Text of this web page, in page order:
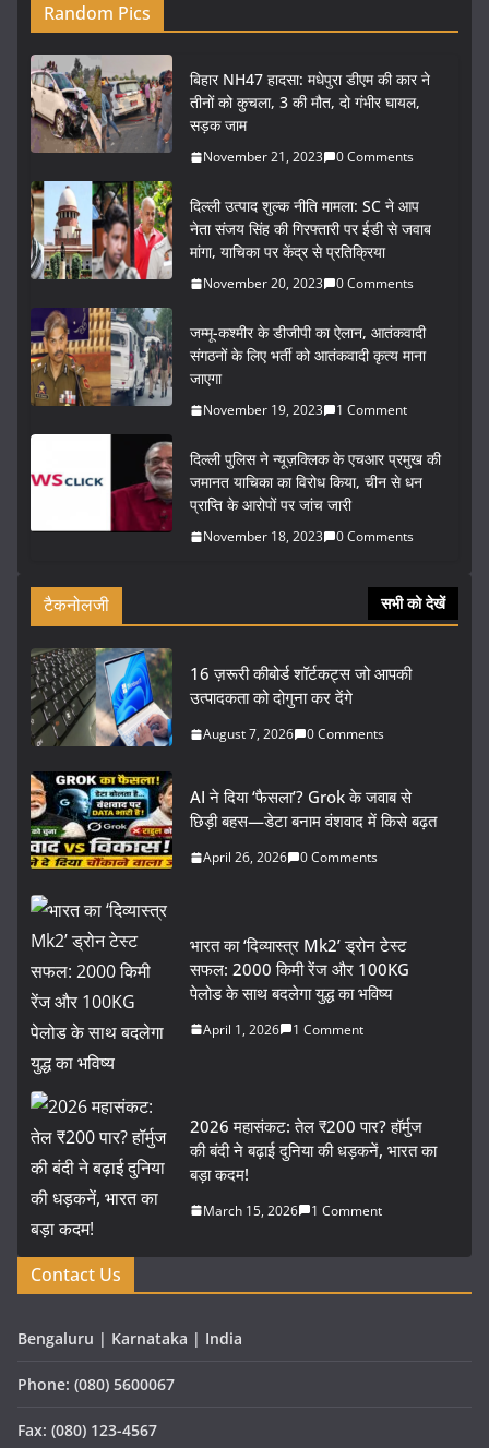
Random Pics
बिहार NH47 हादसा: मधेपुरा डीएम की कार ने
तीनों को कुचला, 3 की मौत, दो गंभीर घायल,
सड़क जाम
November 21, 2023 0 Comments
दिल्ली उत्पाद शुल्क नीति मामला: SC ने आप
नेता संजय सिंह की गिरफ्तारी पर ईडी से जवाब
मांगा, याचिका पर केंद्र से प्रतिक्रिया
November 20, 2023 0 Comments
जम्मू-कश्मीर के डीजीपी का ऐलान, आतंकवादी
संगठनों के लिए भर्ती को आतंकवादी कृत्य माना
जाएगा
November 19, 2023 1 Comment
दिल्ली पुलिस ने न्यूज़क्लिक के एचआर प्रमुख की
जमानत याचिका का विरोध किया, चीन से धन
प्राप्ति के आरोपों पर जांच जारी
November 18, 2023 0 Comments
टैकनोलजी सभी को देखें
16 ज़रूरी कीबोर्ड शॉर्टकट्स जो आपकी
उत्पादकता को दोगुना कर देंगे
August 7, 2026 0 Comments
AI ने दिया ‘फैसला’? Grok के जवाब से
छिड़ी बहस—डेटा बनाम वंशवाद में किसे बढ़त
April 26, 2026 0 Comments
भारत का ‘दिव्यास्त्र Mk2’ ड्रोन टेस्ट
सफल: 2000 किमी रेंज और 100KG
पेलोड के साथ बदलेगा युद्ध का भविष्य
April 1, 2026 1 Comment
2026 महासंकट: तेल ₹200 पार? हॉर्मुज
की बंदी ने बढ़ाई दुनिया की धड़कनें, भारत का
बड़ा कदम!
March 15, 2026 1 Comment
Contact Us
Bengaluru | Karnataka | India
Phone: (080) 5600067
Fax: (080) 123-4567